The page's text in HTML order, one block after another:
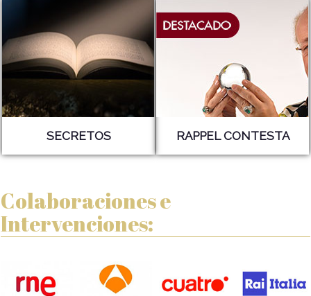
SECRETOS RAPPEL CONTESTA
Colaboraciones e
Intervenciones: